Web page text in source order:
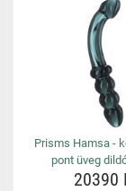
Prisms Hamsa -
pont üveg
20390